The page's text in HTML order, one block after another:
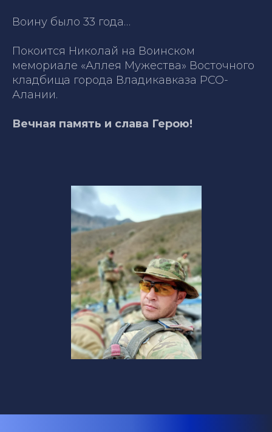
Воину было 33 года…
Покоится Николай на Воинском
мемориале «Аллея Мужества» Восточного
кладбища города Владикавказа РСО-
Алании.
Вечная память и слава Герою!